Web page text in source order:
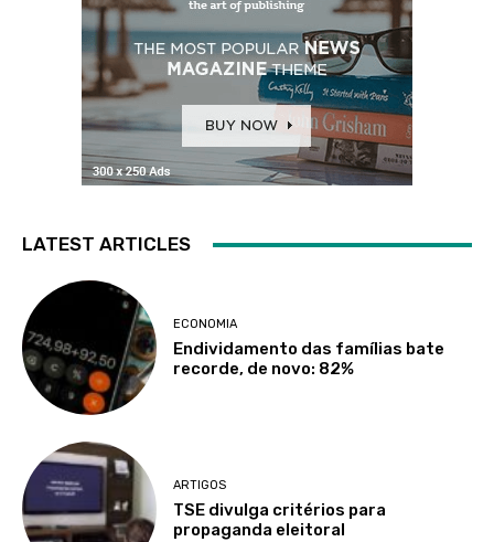
LATEST ARTICLES
ECONOMIA
Endividamento das famílias bate
recorde, de novo: 82%
ARTIGOS
TSE divulga critérios para
propaganda eleitoral